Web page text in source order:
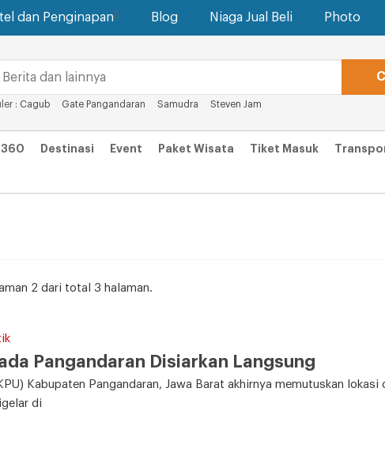
dan Penginapan Blog Niaga Jual Beli Photo
: Cagub Gate Pangandaran Samudra Steven Jam
360 Destinasi Event Paket Wisata Tiket Masuk
2 dari total 3 halaman.
Pangandaran Disiarkan Langsung
Kabupaten Pangandaran, Jawa Barat akhirnya memutuskan
di